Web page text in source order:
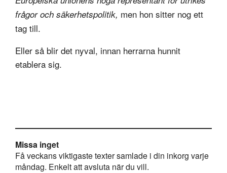
frågor och säkerhetspolitik, men hon sitter nog ett
tag till.
Eller så blir det nyval, innan herrarna hunnit
etablera sig.
Missa inget
Få veckans viktigaste texter samlade i din inkorg varje
måndag. Enkelt att avsluta när du vill.